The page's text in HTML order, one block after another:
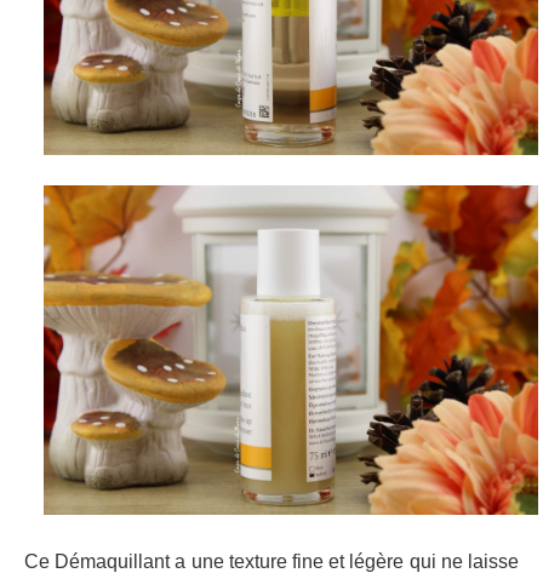
Ce Démaquillant a une texture fine et légère qui ne laisse